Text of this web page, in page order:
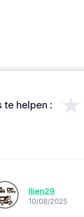
te helpen :
Ilien29
10/08/2025